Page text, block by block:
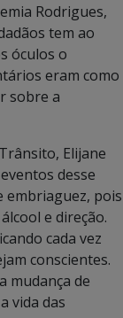
Rodrigues,
tem ao
óculos o
eram como
sobre a
Elijane
desse
embriaguez, pois
e direção.
cada vez
conscientes.
mudança de
vida das